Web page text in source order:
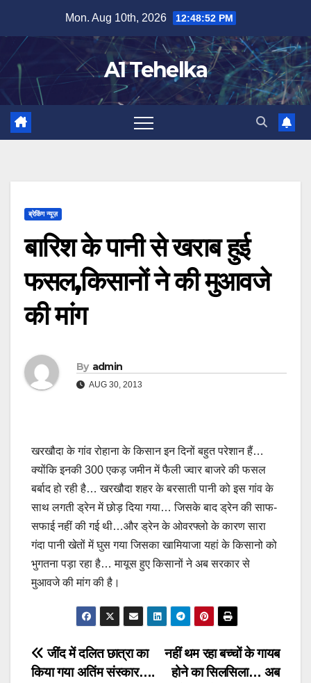
content
Mon. Aug 10th, 2026 12:48:52 PM
A1 Tehelka
ब्रेकिंग न्यूज़
बारिश के पानी से खराब हुई
फसल,किसानों ने की मुआवजे
की मांग
By admin
AUG 30, 2013
खरखौदा के गांव रोहाना के किसान इन दिनों बहुत परेशान हैं…
क्योंकि इनकी 300 एकड़ जमीन में फैली ज्वार बाजरे की फसल
बर्बाद हो रही है… खरखौदा शहर के बरसाती पानी को इस गांव के
साथ लगती ड्रेन में छोड़ दिया गया… जिसके बाद ड्रेन की साफ-
सफाई नहीं की गई थी…और ड्रेन के ओवरफ्लो के कारण सारा
गंदा पानी खेतों में घुस गया जिसका खामियाजा यहां के किसानो को
भुगतना पड़ा रहा है… मायूस हुए किसानों ने अब सरकार से
मुआवजे की मांग की है।
Post
नहीं थम रहा बच्चों के गायब
होने का सिलसिला… अब
जींद में दलित छात्रा का
किया गया अतिंम संस्कार….